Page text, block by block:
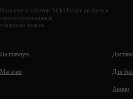
Название и логотип Nicks House являются
зарегистрированным
товарным знаком
На главную
Магазин Для
Акции